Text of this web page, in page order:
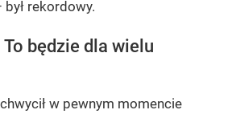
rekordowy.
To będzie dla wielu
w pewnym momencie